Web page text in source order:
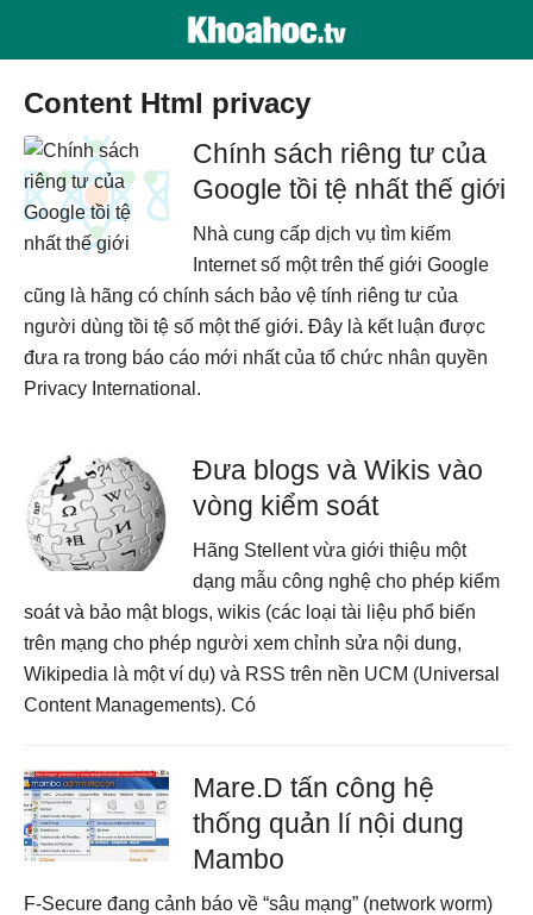
Content Html privacy
Chính sách riêng tư của
Google tồi tệ nhất thế giới
Nhà cung cấp dịch vụ tìm kiếm
Internet số một trên thế giới Google
cũng là hãng có chính sách bảo vệ tính riêng tư của
người dùng tồi tệ số một thế giới. Đây là kết luận được
đưa ra trong báo cáo mới nhất của tổ chức nhân quyền
Privacy International.
Đưa blogs và Wikis vào
vòng kiểm soát
Hãng Stellent vừa giới thiệu một
dạng mẫu công nghệ cho phép kiểm
soát và bảo mật blogs, wikis (các loại tài liệu phổ biến
trên mạng cho phép người xem chỉnh sửa nội dung,
Wikipedia là một ví dụ) và RSS trên nền UCM (Universal
Content Managements). Có
Mare.D tấn công hệ
thống quản lí nội dung
Mambo
F-Secure đang cảnh báo về “sâu mạng” (network worm)